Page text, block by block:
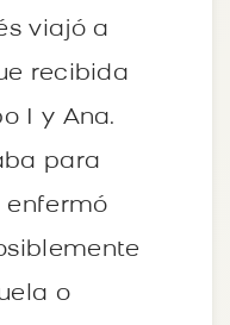
viajó a
recibida
I y Ana.
para
enfermó
o